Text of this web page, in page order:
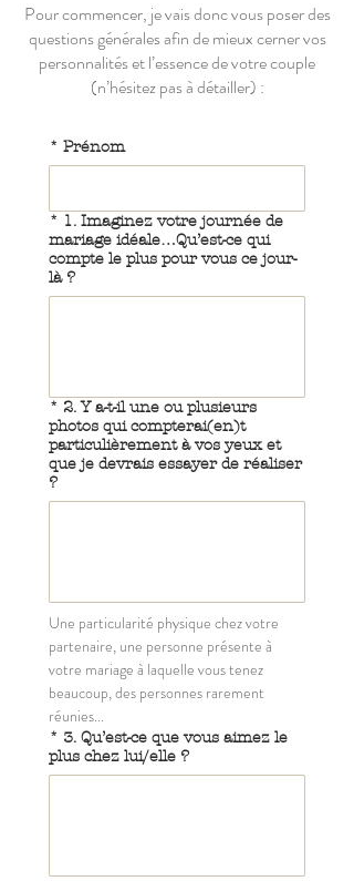
Pour commencer, je vais donc vous poser des
questions générales afin de mieux cerner vos
personnalités et l’essence de votre couple
(n’hésitez pas à détailler) :
* Prénom
* 1. Imaginez votre journée de
mariage idéale…Qu’est-ce qui
compte le plus pour vous ce jour-
là ?
* 2. Y a-t-il une ou plusieurs
photos qui compterai(en)t
particulièrement à vos yeux et
que je devrais essayer de réaliser
?
Une particularité physique chez votre
partenaire, une personne présente à
votre mariage à laquelle vous tenez
beaucoup, des personnes rarement
réunies...
* 3. Qu’est-ce que vous aimez le
plus chez lui/elle ?